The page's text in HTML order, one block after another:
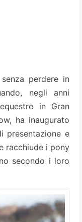
perdere in
negli anni
in Gran
ha inaugurato
presentazione e
racchiude i pony
secondo i loro